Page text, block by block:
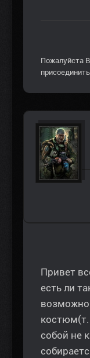
Пожалуйста
Привет
есть ли
возможно
собой не